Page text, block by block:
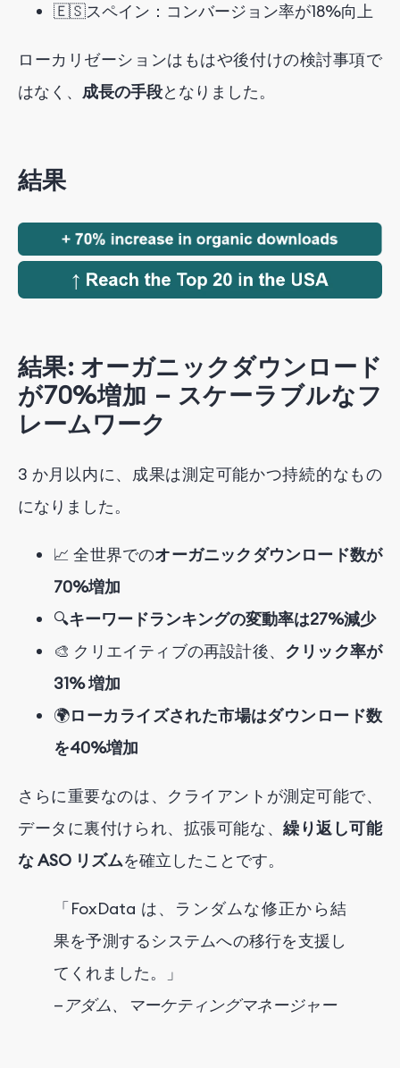
🇪🇸スペイン：コンバージョン率が18%向上
ローカリゼーションはもはや後付けの検討事項で
はなく、 成長の手段となりました。
結果
結果: オーガニックダウンロード
が70%増加 — スケーラブルなフ
レームワーク
3 か月以内に、成果は測定可能かつ持続的なもの
になりました。
📈 全世界でのオーガニックダウンロード数が
70%増加
🔍キーワードランキングの変動率は27%減少
🎨 クリエイティブの再設計後、 クリック率が
31% 増加
🌍ローカライズされた市場はダウンロード数
を40%増加
さらに重要なのは、クライアントが測定可能で、
データに裏付けられ、拡張可能な、繰り返し可能
な ASO リズムを確立したことです。
「FoxData は、ランダムな修正から結
果を予測するシステムへの移行を支援し
てくれました。」
— アダム、マーケティングマネージャー